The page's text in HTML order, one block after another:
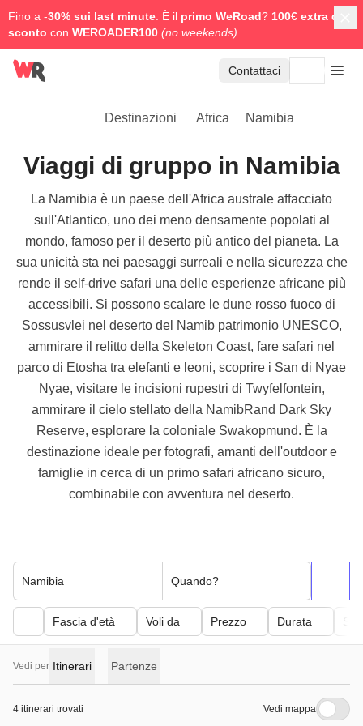
Fino a -30% sui last minute . È il primo WeRoad? 100€ extra di
sconto con WEROADER100 (no weekends).
Contattaci
Destinazioni Africa Namibia
Viaggi di gruppo in Namibia
La Namibia è un paese dell'Africa australe affacciato
sull'Atlantico, uno dei meno densamente popolati al
mondo, famoso per il deserto più antico del pianeta. La
sua unicità sta nei paesaggi surreali e nella sicurezza che
rende il self-drive safari una delle esperienze africane più
accessibili. Si possono scalare le dune rosso fuoco di
Sossusvlei nel deserto del Namib patrimonio UNESCO,
ammirare il relitto della Skeleton Coast, fare safari nel
parco di Etosha tra elefanti e leoni, scoprire i San di Nyae
Nyae, visitare le incisioni rupestri di Twyfelfontein,
ammirare il cielo stellato della NamibRand Dark Sky
Reserve, esplorare la coloniale Swakopmund. È la
destinazione ideale per fotografi, amanti dell'outdoor e
famiglie in cerca di un primo safari africano sicuro,
combinabile con avventura nel deserto.
Namibia Quando?
Fascia d'età Voli da Prezzo Durata
Vedi per Itinerari Partenze
4 itinerari trovati Vedi mappa